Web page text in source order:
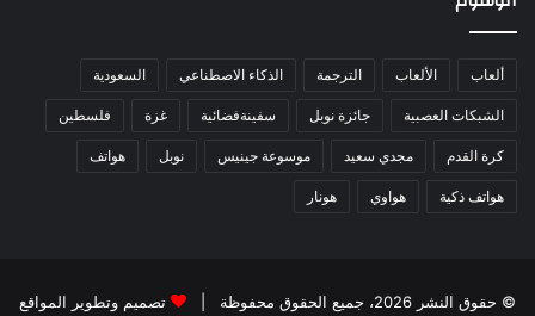
ألعاب الألعاب الترجمة الذكاء الاصطناعي السعودية
الشبكات العصبية جائزة نوبل سفينةفضائية غزة فلسطين
كرة القدم مجدي سعيد موسوعة جينيس نوبل هواتف
هواتف ذكية هواوي هونار
© حقوق النشر 2026، جميع الحقوق محفوظة | تصميم وتطوير المواقع